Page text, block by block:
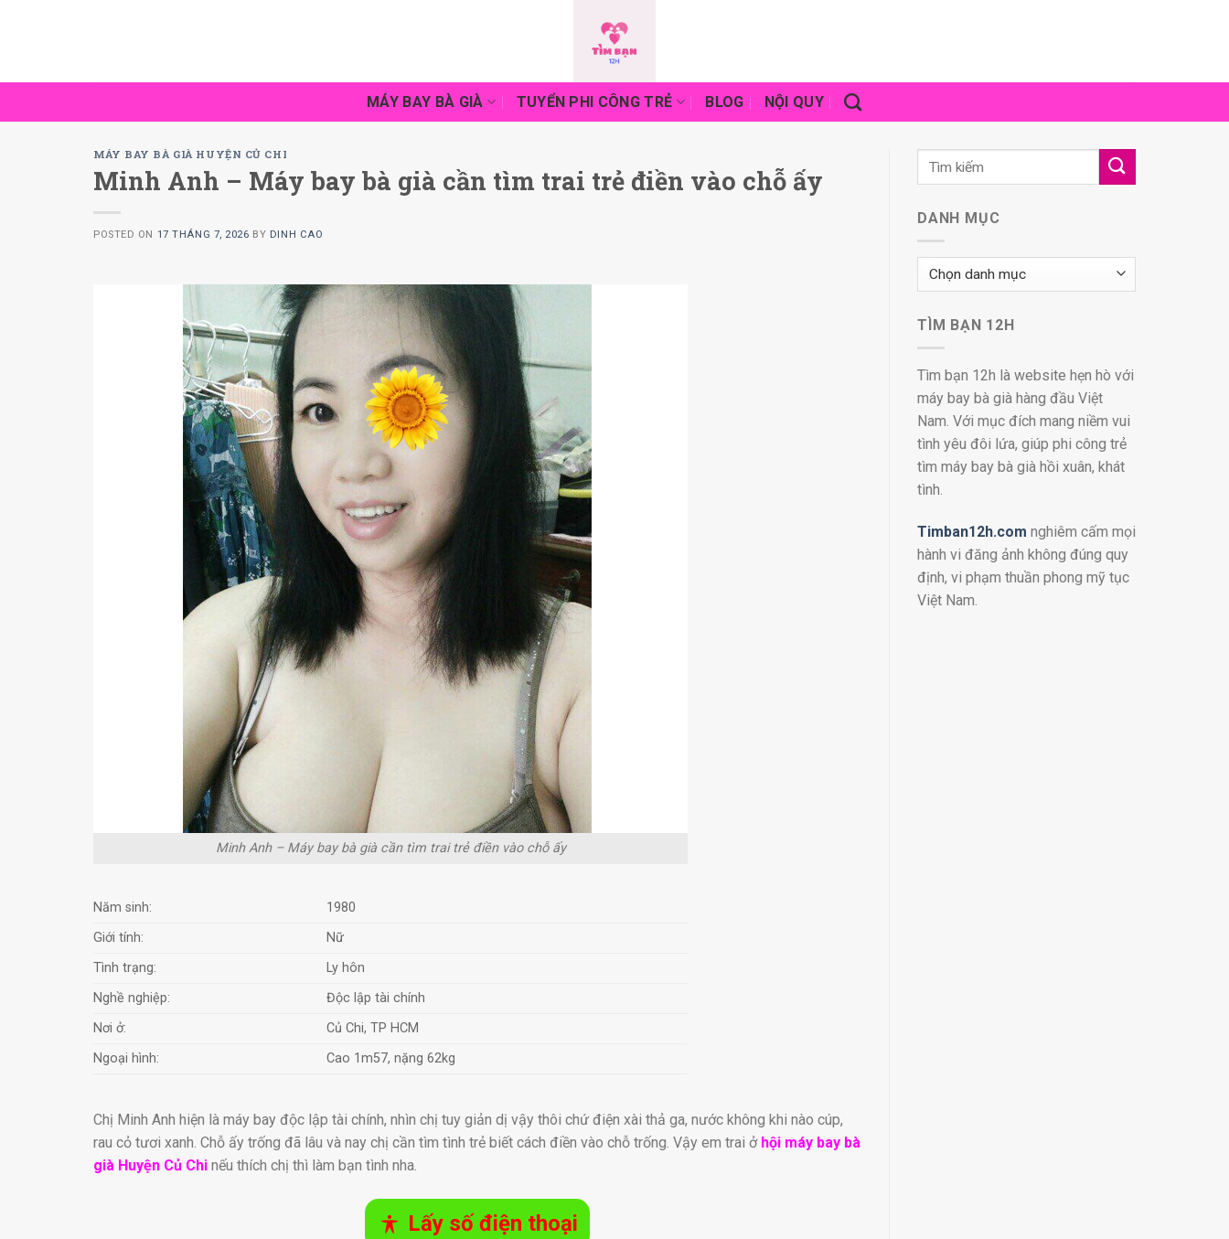
MÁY BAY BÀ GIÀ TUYỂN PHI CÔNG TRẺ BLOG NỘI QUY
MÁY BAY BÀ GIÀ HUYỆN CỦ CHI
Minh Anh – Máy bay bà già cần tìm trai trẻ điền vào chỗ ấy
POSTED ON 17 THÁNG 7, 2026 BY DINH CAO
Minh Anh – Máy bay bà già cần tìm trai trẻ điền vào chỗ ấy
Năm sinh:
1980
Giới tính:
Nữ
Tình trạng:
Ly hôn
Nghề nghiệp:
Độc lập tài chính
Nơi ở:
Củ Chi, TP HCM
Ngoại hình:
Cao 1m57, nặng 62kg
Chị Minh Anh hiện là máy bay độc lập tài chính, nhìn chị tuy giản dị vậy thôi chứ điện xài thả ga, nước không khi nào cúp,
rau cỏ tươi xanh. Chỗ ấy trống đã lâu và nay chị cần tìm tình trẻ biết cách điền vào chỗ trống. Vậy em trai ở hội máy bay bà
già Huyện Củ Chi nếu thích chị thì làm bạn tình nha.
Lấy số điện thoại
DANH MỤC
Danh
mục
TÌM BẠN 12H
Tìm bạn 12h là website hẹn hò với
máy bay bà già hàng đầu Việt
Nam. Với mục đích mang niềm vui
tình yêu đôi lứa, giúp phi công trẻ
tìm máy bay bà già hồi xuân, khát
tình.
Timban12h.com nghiêm cấm mọi
hành vi đăng ảnh không đúng quy
định, vi phạm thuần phong mỹ tục
Việt Nam.